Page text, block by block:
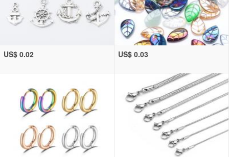
US$ 0.02 US$ 0.03